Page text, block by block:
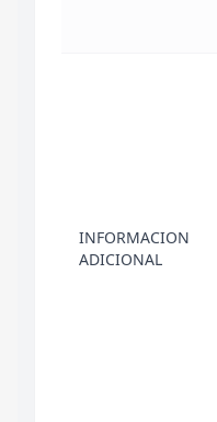
INFORMACION
ADICIONAL